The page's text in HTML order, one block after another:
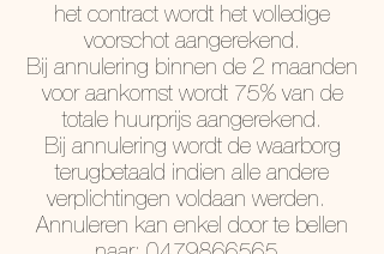
het contract wordt het volledige
voorschot aangerekend.
Bij annulering binnen de 2 maanden
voor aankomst wordt 75% van de
totale huurprijs aangerekend.
Bij annulering wordt de waarborg
terugbetaald indien alle andere
verplichtingen voldaan werden.
Annuleren kan enkel door te bellen